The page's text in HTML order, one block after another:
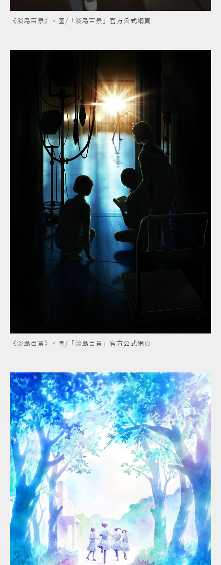
《淡島百景》。圖/「淡島百景」官方公式網頁
《淡島百景》。圖/「淡島百景」官方公式網頁